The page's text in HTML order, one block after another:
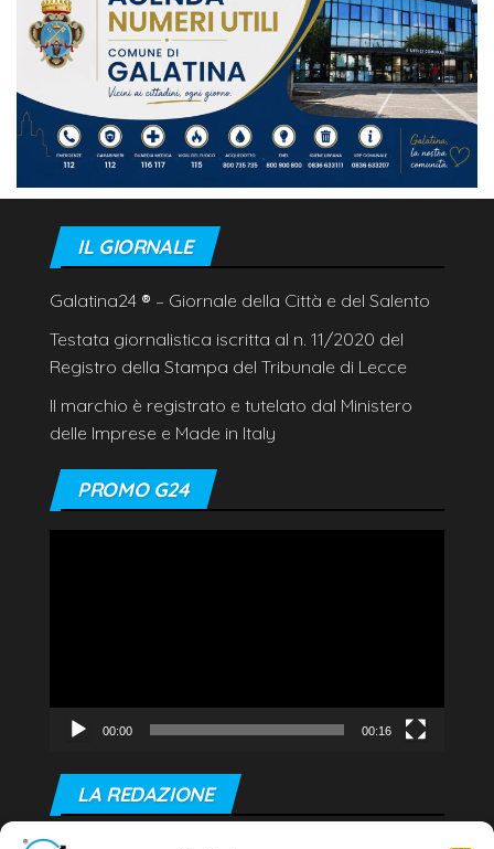
IL GIORNALE
Galatina24 ® – Giornale della Città e del Salento
Testata giornalistica iscritta al n. 11/2020 del
Registro della Stampa del Tribunale di Lecce
Il marchio è registrato e tutelato dal Ministero
delle Imprese e Made in Italy
PROMO G24
00:00 00:16
LA REDAZIONE